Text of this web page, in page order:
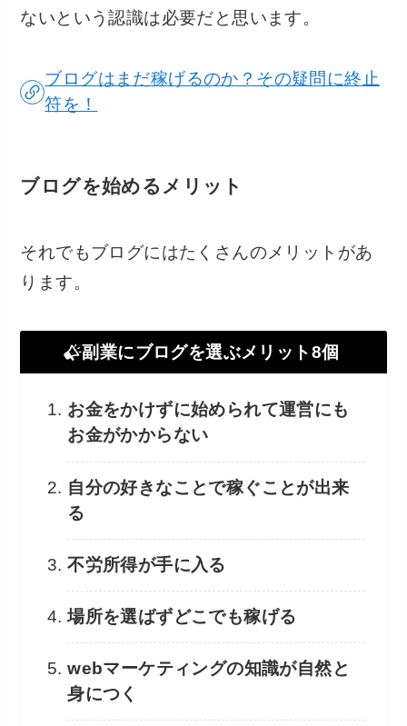
ないという認識は必要だと思います。
ブログはまだ稼げるのか？その疑問に終止
符を！
ブログを始めるメリット
それでもブログにはたくさんのメリットがあ
ります。
副業にブログを選ぶメリット8個
お金をかけずに始められて運営にも
お金がかからない
自分の好きなことで稼ぐことが出来
る
不労所得が手に入る
場所を選ばずどこでも稼げる
webマーケティングの知識が自然と
身につく